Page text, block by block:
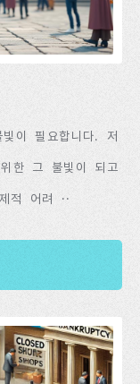
이 필요합니다. 저
한 그 불빛이 되고
적 어려 ··